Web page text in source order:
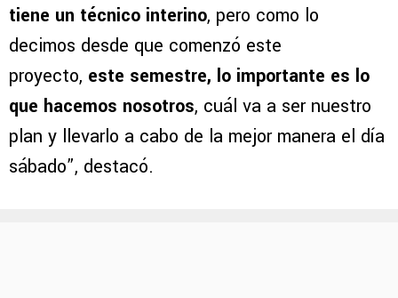
tiene un técnico interino, pero como lo
decimos desde que comenzó este
proyecto, este semestre, lo importante es lo
que hacemos nosotros, cuál va a ser nuestro
plan y llevarlo a cabo de la mejor manera el día
sábado”, destacó.